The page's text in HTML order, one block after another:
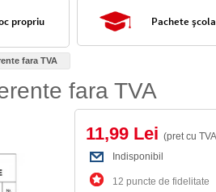
propriu Pachete
fara TVA
fara TVA
11,99 Lei (pret cu
Indisponibil
12 puncte de fidelitate